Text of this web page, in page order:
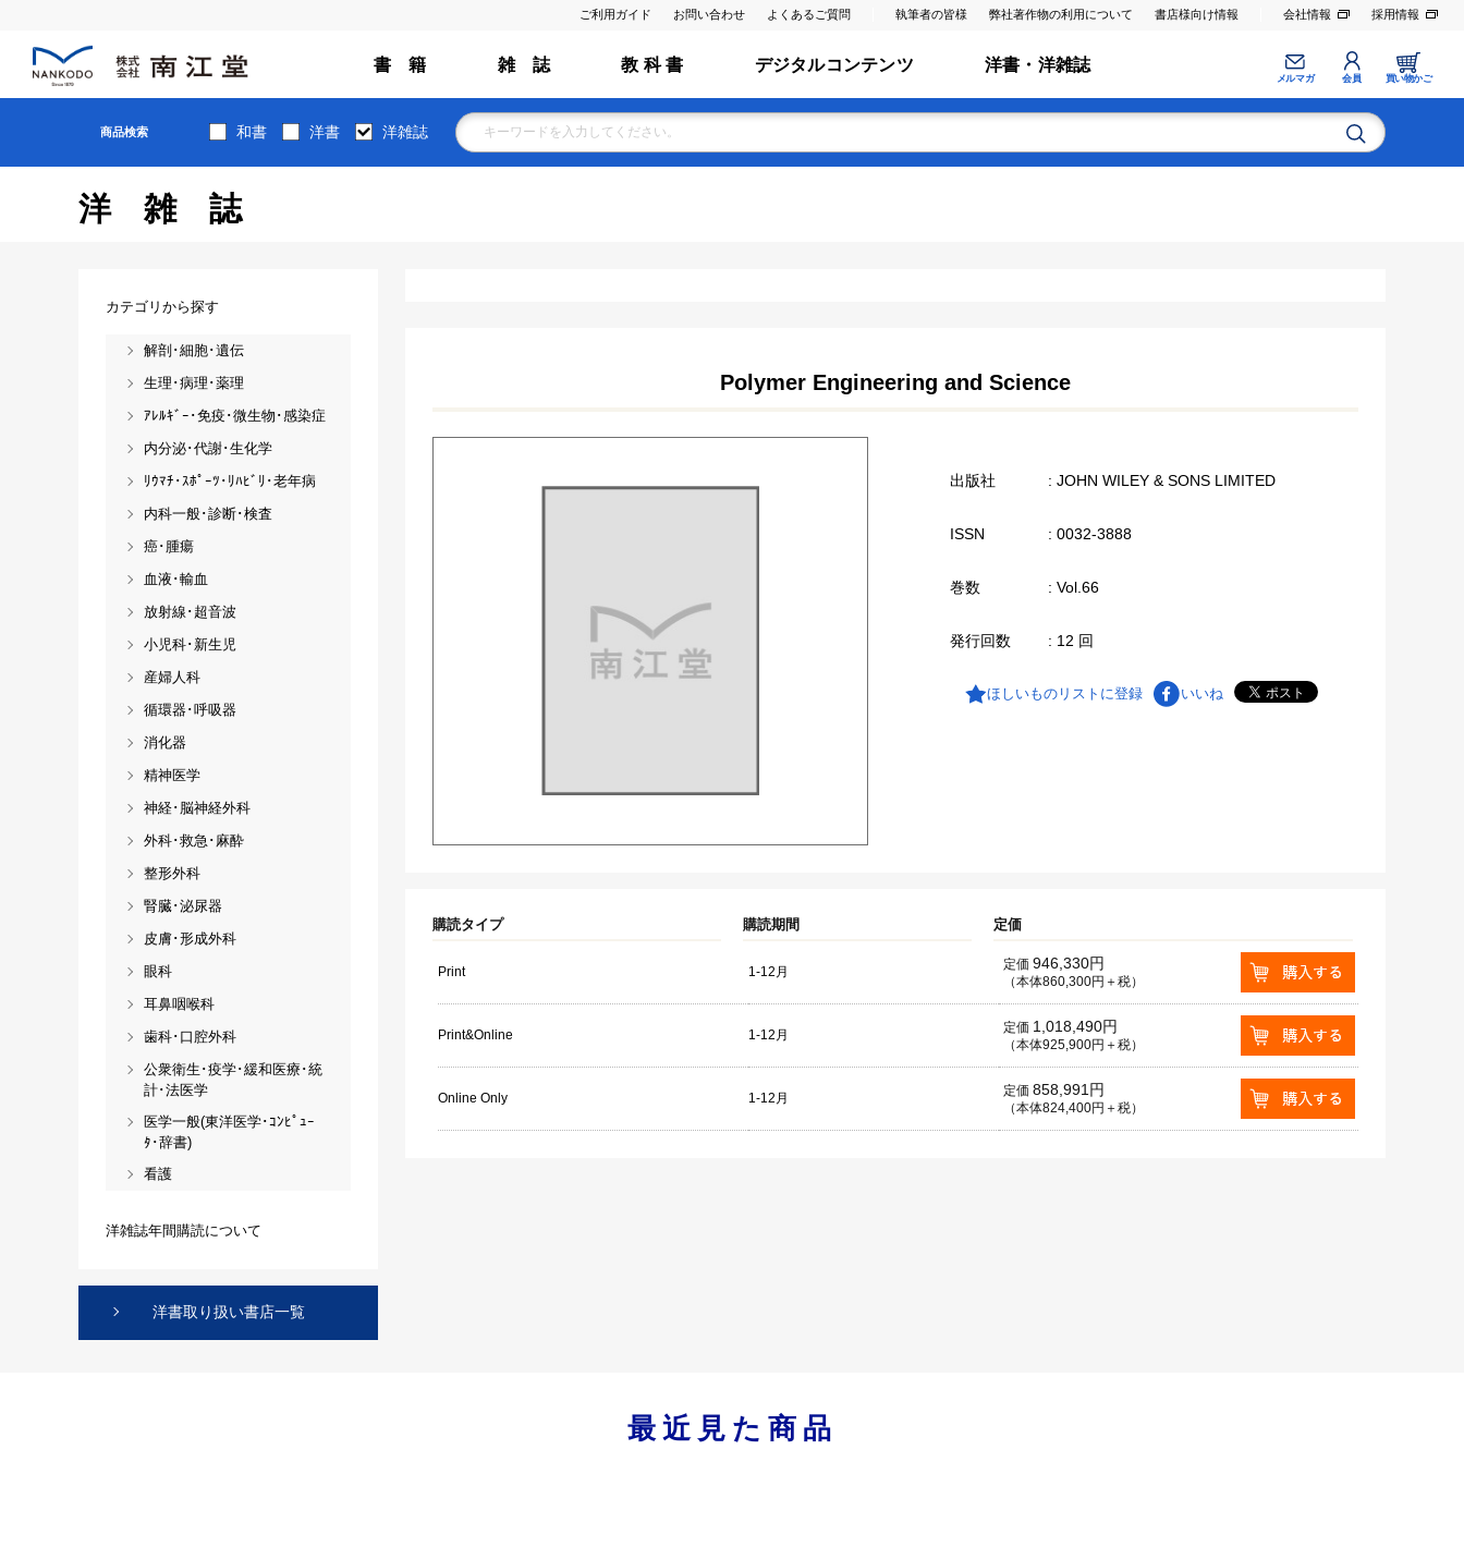
ご利用ガイド お問い合わせ よくあるご質問 執筆者の皆様 弊社著作物の利用について 書店様向け情報 会社情報 採用情報
書 籍 雑 誌 教 科 書 デジタルコンテンツ 洋書・洋雑誌
メルマガ 会員 買い物かご
商品検索 和書 洋書 洋雑誌
洋雑誌
Polymer Engineering and Science
出版社 : JOHN WILEY & SONS LIMITED
ISSN : 0032-3888
巻数 : Vol.66
発行回数 : 12 回
ほしいものリストに登録 いいね
購読タイプ 購読期間 定価
Print 1-12月 定価 946,330円
（本体860,300円＋税）
Print&Online 1-12月 定価 1,018,490円
（本体925,900円＋税）
Online Only 1-12月 定価 858,991円
（本体824,400円＋税）
カテゴリから探す
解剖･細胞･遺伝
生理･病理･薬理
ｱﾚﾙｷﾞｰ･免疫･微生物･感染症
内分泌･代謝･生化学
ﾘｳﾏﾁ･ｽﾎﾟｰﾂ･ﾘﾊﾋﾞﾘ･老年病
内科一般･診断･検査
癌･腫瘍
血液･輸血
放射線･超音波
小児科･新生児
産婦人科
循環器･呼吸器
消化器
精神医学
神経･脳神経外科
外科･救急･麻酔
整形外科
腎臓･泌尿器
皮膚･形成外科
眼科
耳鼻咽喉科
歯科･口腔外科
公衆衛生･疫学･緩和医療･統
計･法医学
医学一般(東洋医学･ｺﾝﾋﾟｭｰ
ﾀ･辞書)
看護
洋雑誌年間購読について
洋書取り扱い書店一覧
最近見た商品